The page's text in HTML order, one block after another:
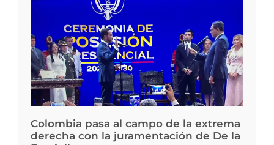
Colombia pasa al campo de la extrema
derecha con la juramentación de De la